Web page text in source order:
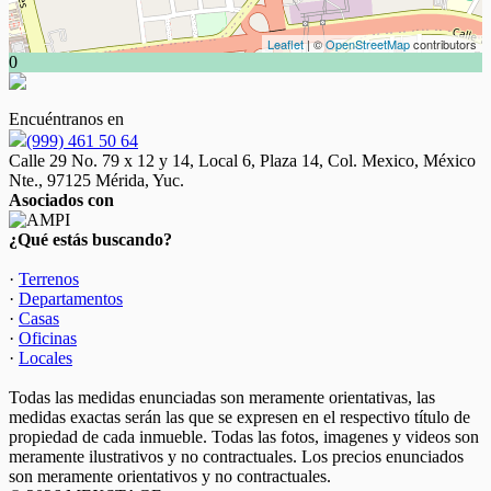
Leaflet| ©OpenStreetMapcontributors
0
Encuéntranos en
(999) 461 50 64
Calle 29 No. 79 x 12 y 14, Local 6, Plaza 14, Col. Mexico, México
Nte., 97125 Mérida, Yuc.
Asociados con
¿Qué estás buscando?
· Terrenos
· Departamentos
· Casas
· Oficinas
· Locales
Todas las medidas enunciadas son meramente orientativas, las
medidas exactas serán las que se expresen en el respectivo título de
propiedad de cada inmueble. Todas las fotos, imagenes y videos son
meramente ilustrativos y no contractuales. Los precios enunciados
son meramente orientativos y no contractuales.